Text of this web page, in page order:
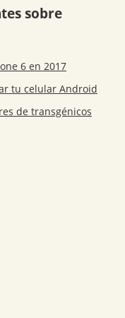
sobre
6 en 2017
tu celular Android
de transgénicos